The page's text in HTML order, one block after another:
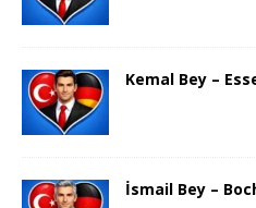
Kemal Bey –
İsmail Bey –